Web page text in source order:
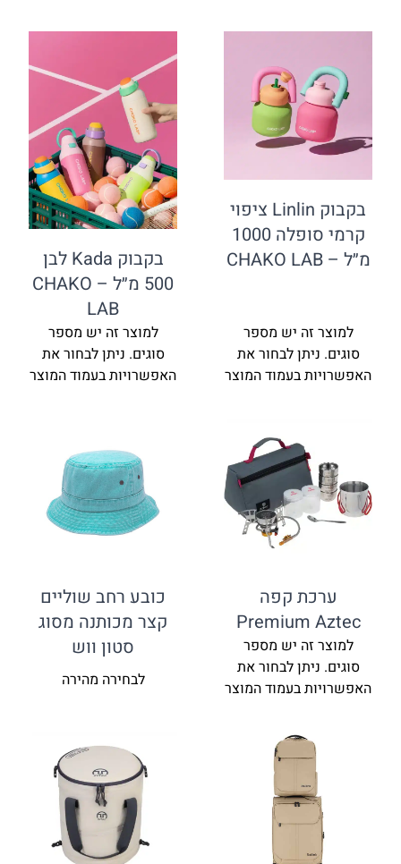
בקבוק Linlin ציפוי
קרמי סופלה 1000
מ״ל – CHAKO LAB
למוצר זה יש מספר
סוגים. ניתן לבחור את
האפשרויות בעמוד המוצר
בקבוק Kada לבן
500 מ״ל – CHAKO
LAB
למוצר זה יש מספר
סוגים. ניתן לבחור את
האפשרויות בעמוד המוצר
ערכת קפה
Premium Aztec
למוצר זה יש מספר
סוגים. ניתן לבחור את
האפשרויות בעמוד המוצר
כובע רחב שוליים
קצר מכותנה מסוג
סטון ווש
לבחירה מהירה